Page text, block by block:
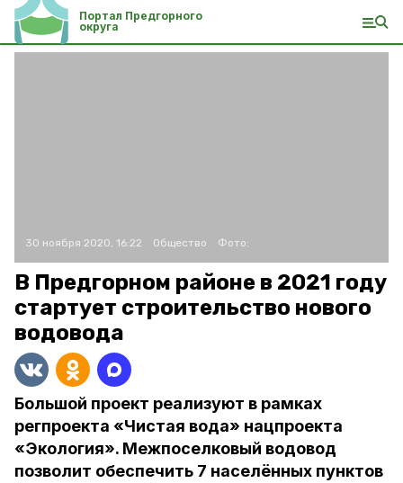
Портал Предгорного
округа
30 ноября 2020, 16:22 Общество Фото:
В Предгорном районе в 2021 году
стартует строительство нового
водовода
Большой проект реализуют в рамках
регпроекта «Чистая вода» нацпроекта
«Экология». Межпоселковый водовод
позволит обеспечить 7 населённых пунктов